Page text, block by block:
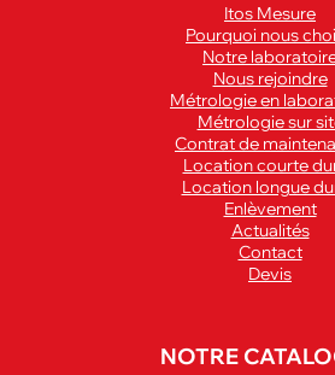
Itos Mesure
Pourquoi nous
Notre
Nous rejoindre
Métrologie en
Métrologie sur
Contrat de
Location courte
Location longue
Enlèvement
Actualités
Contact
Devis
NOTRE